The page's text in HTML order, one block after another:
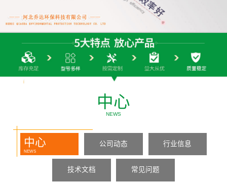
中心
NEWS
中心
NEWS
公司动态 行业信息
技术文档 常见问题